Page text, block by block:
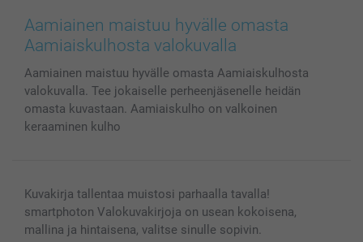
Valokuvat, Julisteet & Taskukirjat
Kännykkä & Tabletti
Kuvakalenterit & Päivyrit
Valokuvakehykset & Lisätarvikkeet
Lahjakortti
Evästekäytäntö
Sivukartta
Investor Relations
100% tyytyväisyystakuu
smartbonus
Tilausten tila
Aamiainen maistuu hyvälle omasta
Aamiaiskulhosta valokuvalla
Aamiainen maistuu hyvälle omasta Aamiaiskulhosta
valokuvalla. Tee jokaiselle perheenjäsenelle heidän
omasta kuvastaan. Aamiaiskulho on valkoinen
keraaminen kulho
Kuvakirja tallentaa muistosi parhaalla tavalla!
smartphoton Valokuvakirjoja on usean kokoisena,
mallina ja hintaisena, valitse sinulle sopivin.